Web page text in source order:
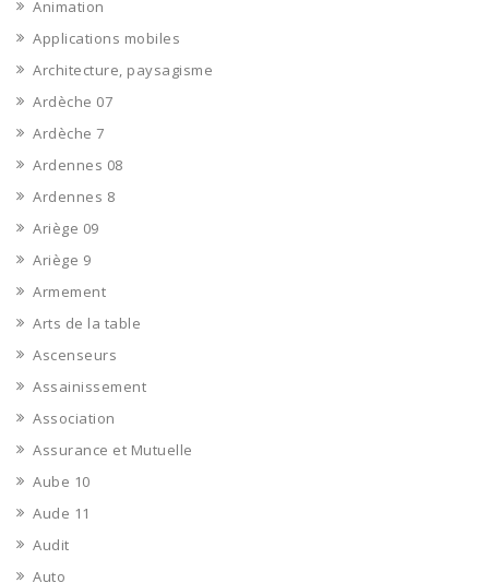
Animation
Applications mobiles
Architecture, paysagisme
Ardèche 07
Ardèche 7
Ardennes 08
Ardennes 8
Ariège 09
Ariège 9
Armement
Arts de la table
Ascenseurs
Assainissement
Association
Assurance et Mutuelle
Aube 10
Aude 11
Audit
Auto